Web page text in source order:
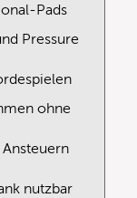
Pads
Pressure
ohne
nutzbar